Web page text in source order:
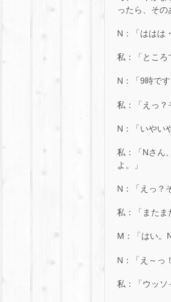
ったら、その
N：「ははは
私：「ところ
N：「9時です
私：「えっ？
N：「いやい
私：「Nさん
よ。」
N：「えっ？
私：「またま
M：「はい。
N：「え～っ
私：「ウッソ